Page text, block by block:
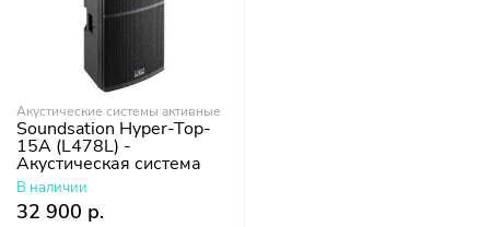
Акустические системы активные
Soundsation Hyper-Top-
15A (L478L) -
Акустическая система
активная, 1000 Вт
В наличии
32 900 р.